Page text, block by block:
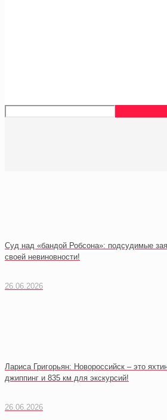
Суд над «бандой Робсона»: подсудимые
своей невиновности!
26.06.2026
Лариса Григорьян: Новороссийск – это
джиппинг и 835 км для экскурсий!
26.06.2026